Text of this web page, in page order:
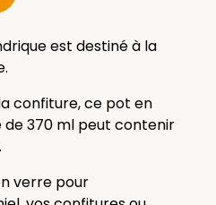
est destiné à la
confiture, ce pot en
370 ml peut contenir
verre pour